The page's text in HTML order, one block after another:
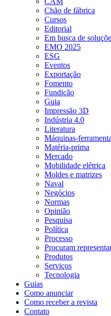
Chão de fábrica
Cursos
Editorial
Em busca de
EMO 2025
ESG
Eventos
Exportação
Fomento
Fundição
Guia
Impressão 3D
Indústria 4.0
Literatura
Máquinas-ferramenta
Matéria-prima
Mercado
Mobilidade elétrica
Moldes e matrizes
Naval
Negócios
Normas
Opinião
Pesquisa
Política
Processo
Procuram
Produtos
Serviços
Tecnologia
Guias
Como anunciar
Como receber a revista
Contato